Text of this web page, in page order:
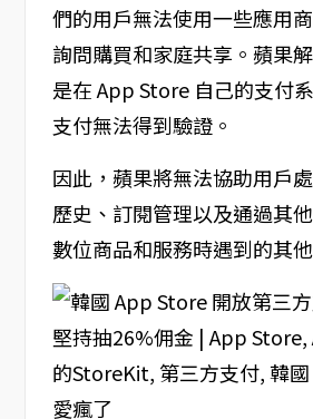
們的用戶無法使用一些應用
詢問購買和家庭共享。蘋果
是在 App Store 自己的支付
支付無法得到驗證。
因此，蘋果將無法協助用戶
歷史、訂閱管理以及通過其
數位商品和服務時遇到的其